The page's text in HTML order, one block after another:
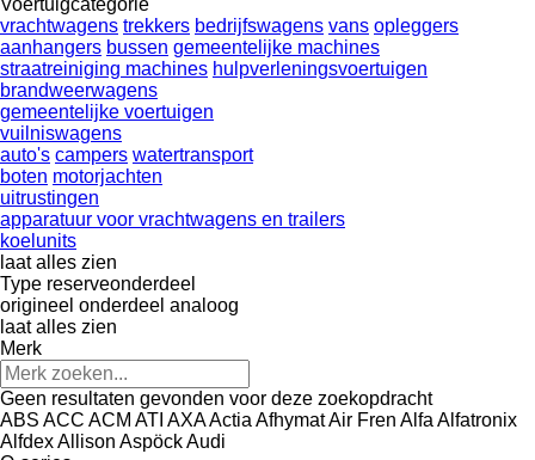
vrachtwagens trekkers bedrijfswagens vans opleggers
aanhangers bussen gemeentelijke machines
straatreiniging machines hulpverleningsvoertuigen
brandweerwagens
gemeentelijke voertuigen
vuilniswagens
auto's campers watertransport
boten motorjachten
uitrustingen
apparatuur voor vrachtwagens en trailers
koelunits
laat alles zien
Type reserveonderdeel
origineel onderdeel analoog
laat alles zien
Merk
Geen resultaten gevonden voor deze zoekopdracht
ABS ACC ACM ATI AXAActia AfhymatAir Fren Alfa Alfatronix
AlfdexAllison AspöckAudi